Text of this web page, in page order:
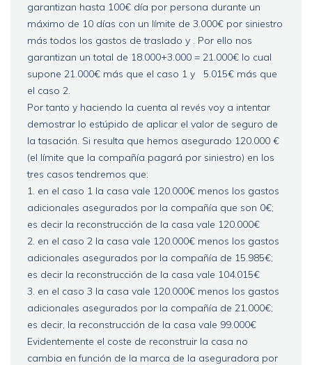
garantizan hasta 100€ día por persona durante un
máximo de 10 días con un límite de 3.000€ por siniestro
más todos los gastos de traslado y . Por ello nos
garantizan un total de 18.000+3.000 = 21.000€ lo cual
supone 21.000€ más que el caso 1 y 5.015€ más que
el caso 2.
Por tanto y haciendo la cuenta al revés voy a intentar
demostrar lo estúpido de aplicar el valor de seguro de
la tasación. Si resulta que hemos asegurado 120.000 €
(el límite que la compañía pagará por siniestro) en los
tres casos tendremos que:
1. en el caso 1 la casa vale 120.000€ menos los gastos
adicionales asegurados por la compañía que son 0€;
es decir la reconstrucción de la casa vale 120.000€
2. en el caso 2 la casa vale 120.000€ menos los gastos
adicionales asegurados por la compañía de 15.985€;
es decir la reconstrucción de la casa vale 104.015€
3. en el caso 3 la casa vale 120.000€ menos los gastos
adicionales asegurados por la compañía de 21.000€;
es decir, la reconstrucción de la casa vale 99.000€
Evidentemente el coste de reconstruir la casa no
cambia en función de la marca de la aseguradora por